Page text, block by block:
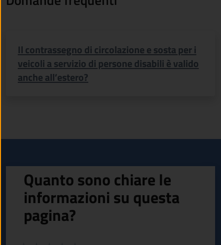
Il contrassegno di circolazione e sosta per i
veicoli a servizio di persone disabili è valido
anche all’estero?
Quanto sono chiare le
informazioni su questa
pagina?